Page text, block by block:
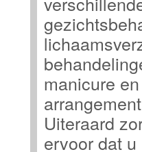
manicure
Uiteraard
ervoor dat